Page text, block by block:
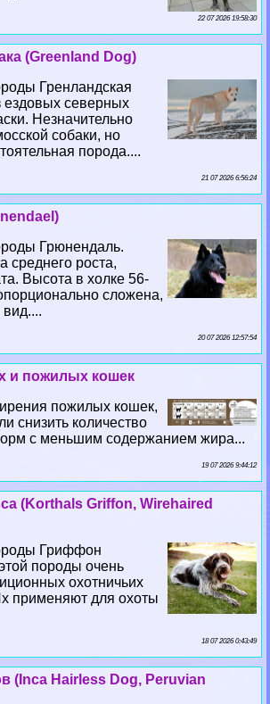
22 07 2026 19:58:30
(Greenland Dog)
Гренландская
ездовых северных
Незначительно
собаки, но
порода....
21 07 2026 6:56:24
Грюнендаль.
среднего роста,
Высота в холке 56-
сложена,
20 07 2026 12:57:54
и пожилых кошек
пожилых кошек,
снизить количество
с меньшим содержанием жира...
19 07 2026 9:44:12
(Korthals Griffon, Wirehaired
Гриффон
породы очень
охотничьих
применяют для охоты
18 07 2026 0:43:49
(Inca Hairless Dog, Peruvian